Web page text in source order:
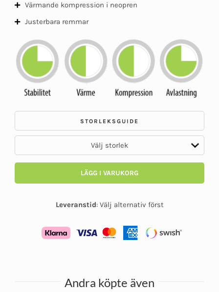
Värmande kompression i neopren
Justerbara remmar
STORLEKSGUIDE
LÄGG I VARUKORG
Leveranstid: Välj alternativ först
Andra köpte även